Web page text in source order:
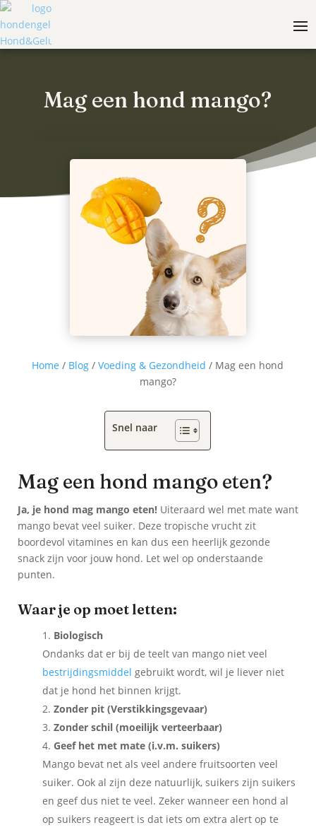
Mag een hond mango?
Home / Blog /Voeding & Gezondheid / Mag een hond
mango?
Snel naar
Mag een hond mango eten?
Ja, je hond mag mango eten!Uiteraard wel met mate want
mango bevat veel suiker. Deze tropische vrucht zit
boordevol vitamines en kan dus een heerlijk gezonde
snack zijn voor jouw hond. Let wel op onderstaande
punten.
Waar je op moet letten:
Biologisch
Ondanks dat er bij de teelt van mango niet veel
bestrijdingsmiddel gebruikt wordt, wil je liever niet
dat je hond het binnen krijgt.
Zonder pit (Verstikkingsgevaar)
Zonder schil (moeilijk verteerbaar)
Geef het met mate (i.v.m. suikers)
Mango bevat net als veel andere fruitsoorten veel
suiker. Ook al zijn deze natuurlijk, suikers zijn suikers
en geef dus niet te veel. Zeker wanneer een hond al
op suikers reageert is dat iets om extra alert op te